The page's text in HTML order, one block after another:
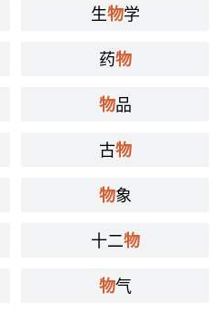
生物学
药物
物品
古物
物象
十二物
物气